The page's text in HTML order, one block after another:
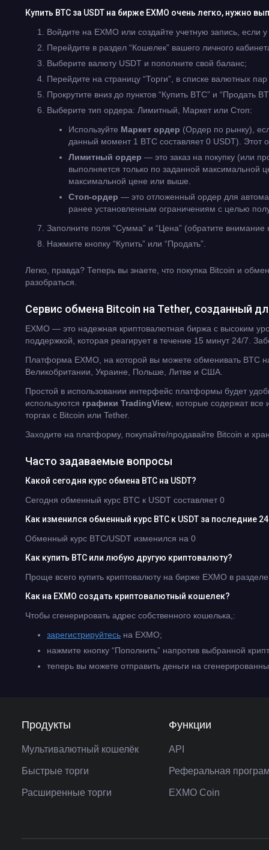
Купить BTC за USDT на бирже EXMO очень легко, нужно
Войдите на EXMO или создайте учетную запись, если
Перейдите в раздел “Кошелек” вашего личного
Выберите валюту USDT и пополните свой баланс;
Перейдите на страницу “Торги”, в списке валютных
Прокрутите вниз до пунктов “Купить BTC” и “Продать
Выберите тип ордера: Лимитный, Маркет или Стоп:
Используйте Маркет ордер (Ордер по рынку),
данный момент 1 BTC составляет 0 USDT). Этот
Лимитный ордер — это заказ на покупку (или
выполняется только по заданной максимальной
максимальной цене или выше.
Стоп-ордер — это отложенный ордер для
ранее установленным ограничениям с целью
Заполните поля “Сумма” и “Цена” (обратите
Нажмите кнопку “Купить” или “Продать”.
Легко, правда? Теперь вы знаете, что покупка Bitcoin и
разобраться.
Сервис обмена Bitcoin на Tether, созданный
EXMO — это надежная криптовалютная биржа с высоким
поддержкой, которая реагирует в течение 15 минут 24/7.
Платформа EXMO, на которой вы можете обменивать BTC
Великобритании, Украине, Польше, Литве и США.
Простой в использовании интерфейс платформы будет
используются графики TradingView , которые содержат
торгах с Bitcoin или Tether.
Заходите на платформу, покупайте/продавайте Bitcoin и
Часто задаваемые вопросы
Какой сегодня курс обмена BTC на USDT?
Сегодня обменный курс BTC к USDT составляет 0
Как изменился обменный курс BTC к USDT за последние
Обменный курс BTC/USDT изменился на 0
Как купить BTC или любую другую криптовалюту?
Проще всего купить криптовалюту на бирже EXMO в разделе
Как на EXMO создать криптовалютный кошелек?
Чтобы сгенерировать адрес собственного кошелька,:
зарегистрируйтесь на EXMO;
нажмите кнопку “Пополнить” напротив выбранной
теперь вы можете отправить деньги на
Продукты
Мультивалютный кошелёк
Быстрые торги
Расширенные торги
Функции
API
Реферальная
EXMO Coin